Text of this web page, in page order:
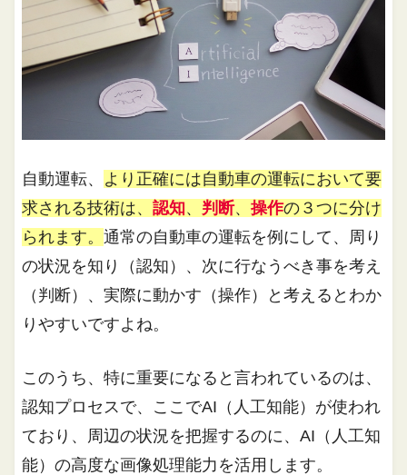
自動運転、 より正確には自動車の運転において要
求される技術は、認知、 判断、操作の３つに分け
られます。通常の自動車の運転を例にして、周り
の状況を知り（認知）、次に行なうべき事を考え
（判断）、実際に動かす（操作）と考えるとわか
りやすいですよね。
このうち、特に重要になると言われているのは、
認知プロセスで、ここでAI（人工知能）が使われ
ており、周辺の状況を把握するのに、AI（人工知
能）の高度な画像処理能力を活用します。